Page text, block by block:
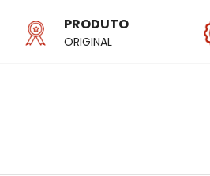
PRODUTO
ORIGINAL